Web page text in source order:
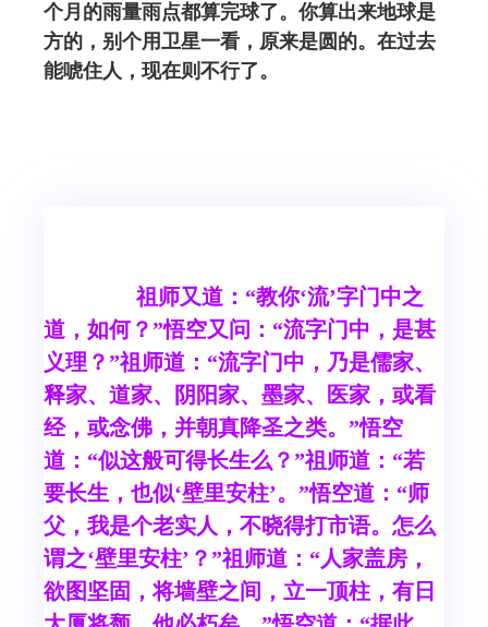
个月的雨量雨点都算完球了。你算出来地球是
方的，别个用卫星一看，原来是圆的。在过去
能唬住人，现在则不行了。
祖师又道：“教你‘流’字门中之
道，如何？”悟空又问：“流字门中，是甚
义理？”祖师道：“流字门中，乃是儒家、
释家、道家、阴阳家、墨家、医家，或看
经，或念佛，并朝真降圣之类。”悟空
道：“似这般可得长生么？”祖师道：“若
要长生，也似‘壁里安柱’。”悟空道：“师
父，我是个老实人，不晓得打市语。怎么
谓之‘壁里安柱’？”祖师道：“人家盖房，
欲图坚固，将墙壁之间，立一顶柱，有日